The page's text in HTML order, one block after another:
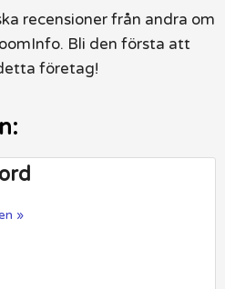
recensioner från andra om
Bli den första att
företag!
»